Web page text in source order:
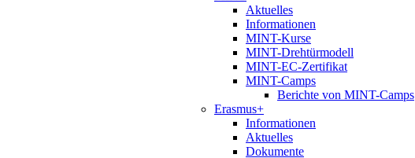
Aktuelles
Informationen
MINT-Kurse
MINT-Drehtürmodell
MINT-EC-Zertifikat
MINT-Camps
Berichte von MINT-Camps
Erasmus+
Informationen
Aktuelles
Dokumente